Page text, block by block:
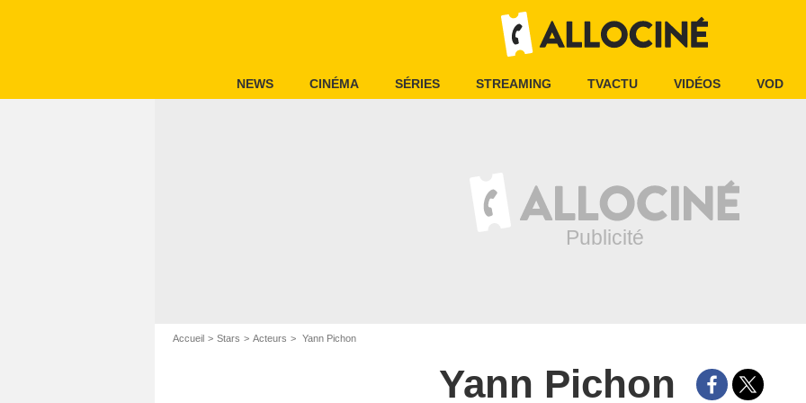
NEWS CINÉMA SÉRIES STREAMING TVACTU VIDÉOS VOD
Accueil Stars Acteurs Yann Pichon
Yann Pichon